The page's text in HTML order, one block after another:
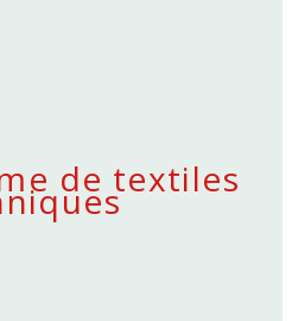
de textiles